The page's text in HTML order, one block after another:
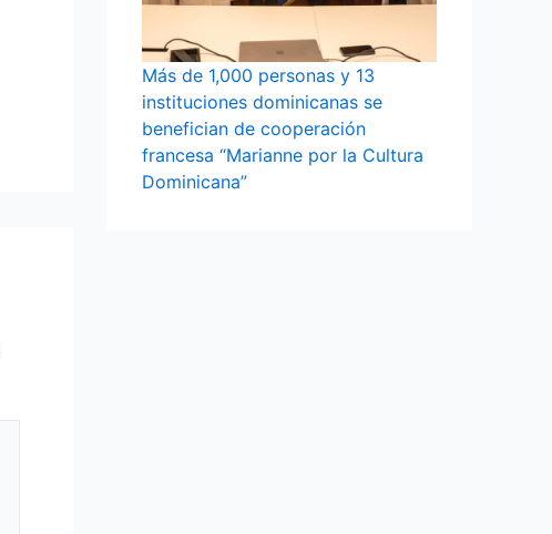
Más de 1,000 personas y 13
instituciones dominicanas se
benefician de cooperación
francesa “Marianne por la Cultura
Dominicana”